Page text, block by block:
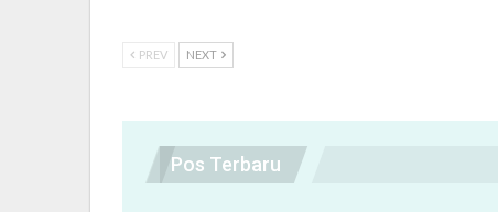
PREV NEXT
Pos Terbaru